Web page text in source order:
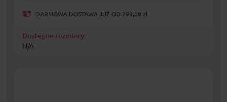
DARMOWA DOSTAWA JUŻ OD 299,00 zł
Dostępne rozmiary:
N/A